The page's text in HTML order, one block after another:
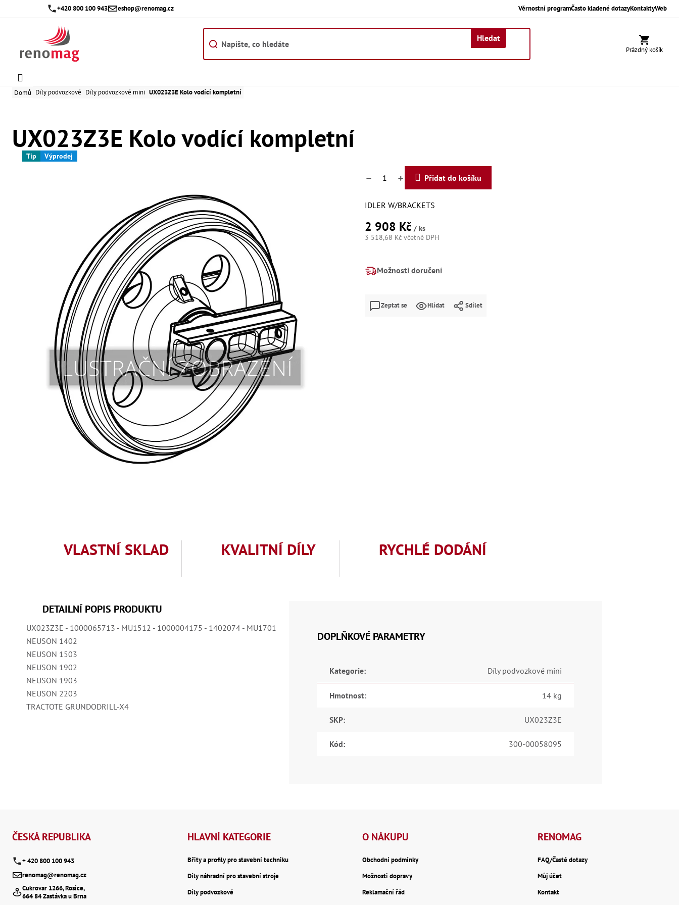
+420 800 100 943 eshop@renomag.cz Věrnostní programČasto kladené dotazyKontaktyWeb
Hledat
Nákupní
Prázdný košík
Domů Díly podvozkové Díly podvozkové mini UX023Z3E Kolo vodící kompletní
UX023Z3E Kolo vodící kompletní
Tip Výprodej
2 908 Kč / ks
3 518,68 Kč včetně DPH
Možnosti doručení
Přidat do košíku
IDLER W/BRACKETS
Zeptat se Hlídat Sdílet
VLASTNÍ SKLAD KVALITNÍ DÍLY RYCHLÉ DODÁNÍ
DETAILNÍ POPIS PRODUKTU
UX023Z3E - 1000065713 - MU1512 - 1000004175 - 1402074 - MU1701
NEUSON 1402
NEUSON 1503
NEUSON 1902
NEUSON 1903
NEUSON 2203
TRACTOTE GRUNDODRILL-X4
DOPLŇKOVÉ PARAMETRY
Kategorie: Díly podvozkové mini
Hmotnost: 14 kg
SKP: UX023Z3E
Kód: 300-00058095
ČESKÁ REPUBLIKA
+ 420 800 100 943
renomag@renomag.cz
Cukrovar 1266, Rosice,
664 84 Zastávka u Brna
HLAVNÍ KATEGORIE
Břity a profily pro stavební techniku
Díly náhradní pro stavební stroje
Díly podvozkové
O NÁKUPU
Obchodní podmínky
Možnosti dopravy
Reklamační řád
RENOMAG
FAQ/Časté dotazy
Můj účet
Kontakt